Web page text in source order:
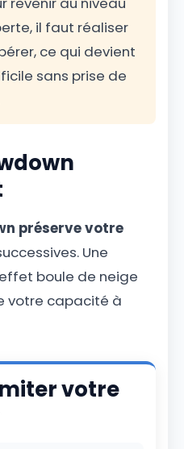
il faut réaliser
ce qui devient
sans prise de
préserve votre
Une
boule de neige
votre capacité à
votre